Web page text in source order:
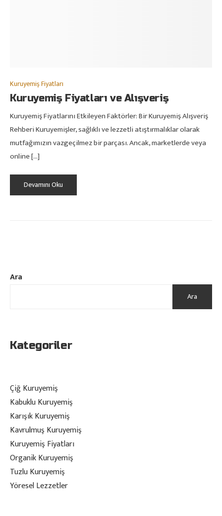
Ara
Ara
Kategoriler
Çiğ Kuruyemiş
Kabuklu Kuruyemiş
Karışık Kuruyemiş
Kavrulmuş Kuruyemiş
Kuruyemiş Fiyatları
Organik Kuruyemiş
Tuzlu Kuruyemiş
Yöresel Lezzetler
Kuruyemiş Fiyatları
Kuruyemiş Fiyatları ve Alışveriş
Kuruyemiş Fiyatlarını Etkileyen Faktörler: Bir Kuruyemiş Alışveriş
Rehberi Kuruyemişler, sağlıklı ve lezzetli atıştırmalıklar olarak
mutfağımızın vazgeçilmez bir parçası. Ancak, marketlerde veya
online […]
Devamını Oku